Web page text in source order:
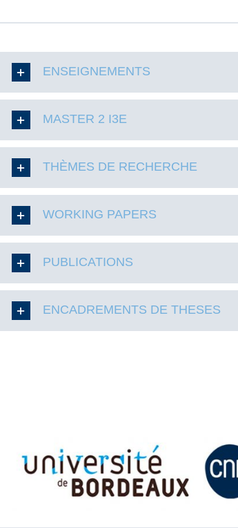
ENSEIGNEMENTS
MASTER 2 I3E
THÈMES DE RECHERCHE
WORKING PAPERS
PUBLICATIONS
ENCADREMENTS DE THESES